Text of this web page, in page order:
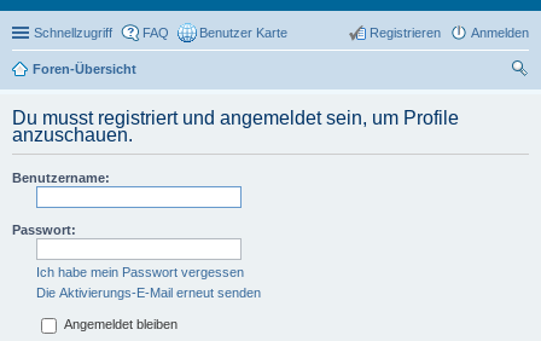
Schnellzugriff FAQ Benutzer Karte Anmelden
Registrieren
Foren-Übersicht
Du musst registriert und angemeldet sein, um Profile
anzuschauen.
Benutzername:
Passwort:
Ich habe mein Passwort vergessen
Die Aktivierungs-E-Mail erneut senden
Angemeldet bleiben